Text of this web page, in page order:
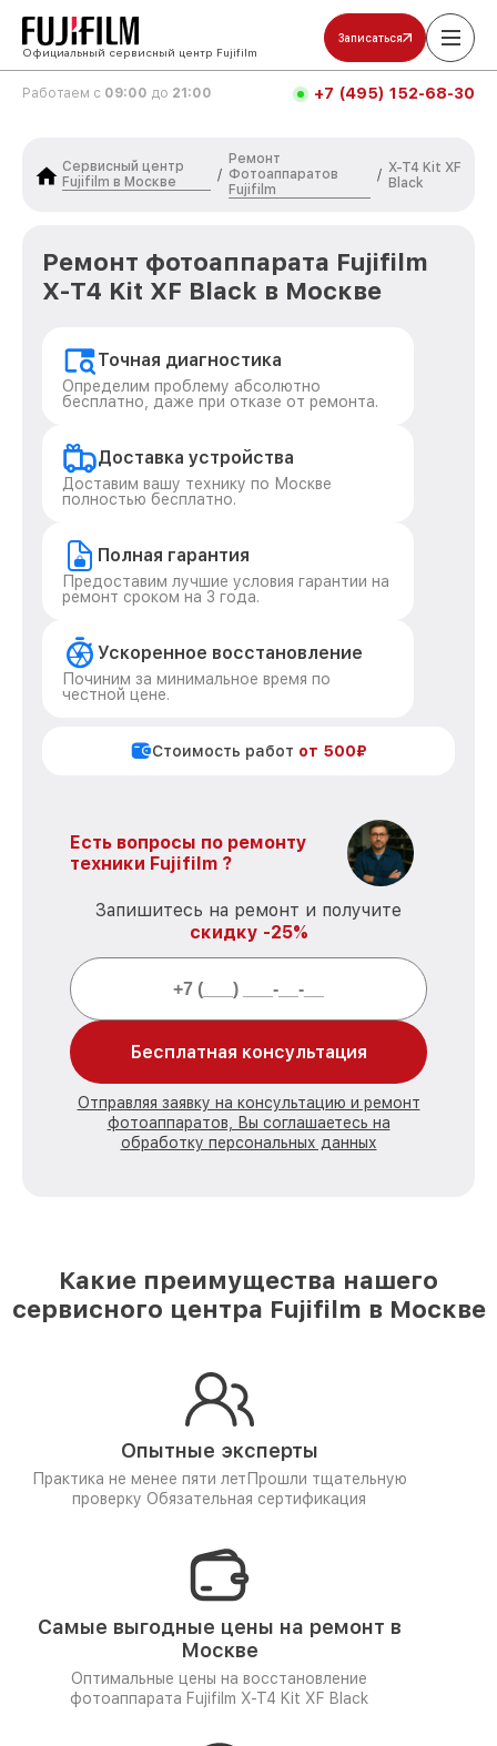
Официальный сервисный центр Fujifilm
Записаться
Работаем с 09:00 до 21:00 +7 (495) 152-68-30
Сервисный центр
Fujifilm в Москве
/
Ремонт
Фотоаппаратов
Fujifilm
/ X-T4 Kit XF
Black
Ремонт фотоаппарата Fujifilm
X-T4 Kit XF Black в Москве
Точная диагностика
Определим проблему абсолютно
бесплатно, даже при отказе от ремонта.
Доставка устройства
Доставим вашу технику по Москве
полностью бесплатно.
Полная гарантия
Предоставим лучшие условия гарантии на
ремонт сроком на 3 года.
Ускоренное восстановление
Починим за минимальное время по
честной цене.
Стоимость работ от 500₽
Есть вопросы по ремонту
техники Fujifilm ?
Запишитесь на ремонт и получите
скидку -25%
Бесплатная консультация
Отправляя заявку на консультацию и ремонт
фотоаппаратов, Вы соглашаетесь на
обработку персональных данных
Какие преимущества нашего
сервисного центра Fujifilm в Москве
Опытные эксперты
Практика не менее пяти лет Прошли тщательную
проверку Обязательная сертификация
Самые выгодные цены на ремонт в
Москве
Оптимальные цены на восстановление
фотоаппарата Fujifilm X-T4 Kit XF Black